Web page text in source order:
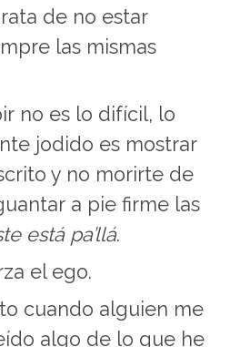
de no estar
las mismas
no es lo difícil, lo
jodido es mostrar
y no morirte de
a pie firme las
está pa’llá.
el ego.
cuando alguien me
algo de lo que he